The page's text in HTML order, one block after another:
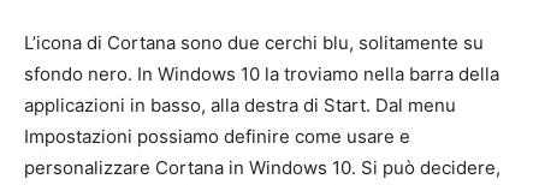
L’icona di Cortana sono due cerchi blu, solitamente su
sfondo nero. In Windows 10 la troviamo nella barra della
applicazioni in basso, alla destra di Start. Dal menu
Impostazioni possiamo definire come usare e
personalizzare Cortana in Windows 10. Si può decidere,